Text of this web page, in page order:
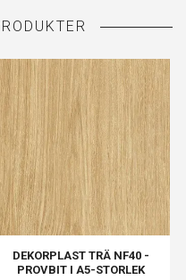
DEKORPLAST TRÄ NF40 -
PROVBIT I A5-STORLEK